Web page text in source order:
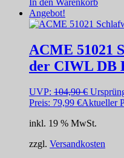
In den Warenkorb
Angebot!
ACME 51021
der CIWL DB
UVP: 104,90€
Preis: 79,99 €Aktueller
inkl. 19 % MwSt.
zzgl. Versandkosten